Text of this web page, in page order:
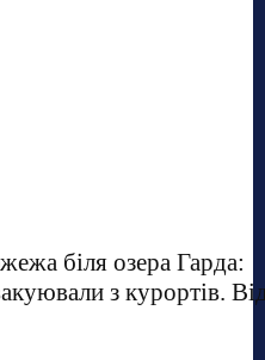
біля озера Гарда:
з курортів.